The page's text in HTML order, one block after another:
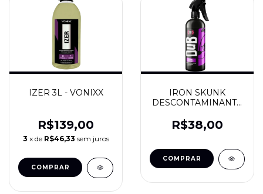
IZER 3L - VONIXX
R$139,00
3 x de R$46,33 sem juros
IRON SKUNK
DESCONTAMINANTE
DUB BOYZ
R$38,00